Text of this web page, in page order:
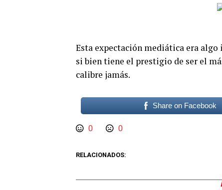
Esta expectación mediática era
si bien tiene el prestigio de ser el
calibre jamás.
Share on Facebook
0 0
RELACIONADOS: